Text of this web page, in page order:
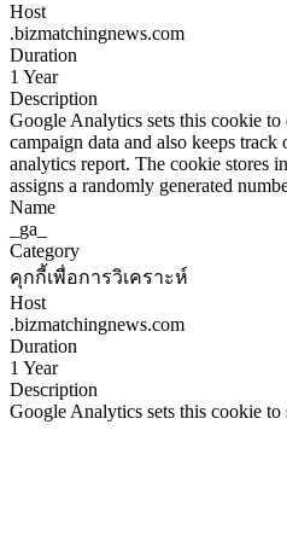
Host
.bizmatchingnews.com
Duration
1 Year
Description
Google Analytics sets this cookie to
campaign data and also keeps track
analytics report. The cookie stores
assigns a randomly generated
Name
_ga_
Category
คุกกี้เพื่อการวิเคราะห์
Host
.bizmatchingnews.com
Duration
1 Year
Description
Google Analytics sets this cookie to